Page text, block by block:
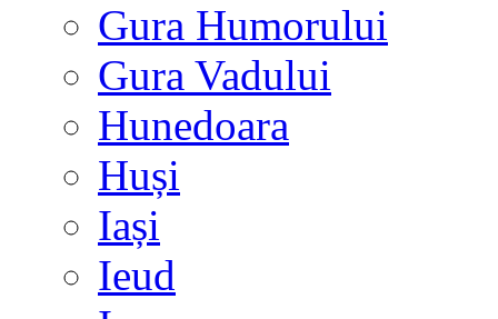
Gura Humorului
Gura Vadului
Hunedoara
Huși
Iași
Ieud